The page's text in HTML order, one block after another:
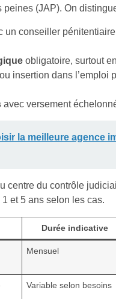
(JAP). On
un conseiller
obligatoire, surtout
ou insertion dans l’emploi
avec versement
la meilleure agence
centre du contrôle
et 5 ans selon les cas.
Durée indicative
Mensuel
Variable selon besoins